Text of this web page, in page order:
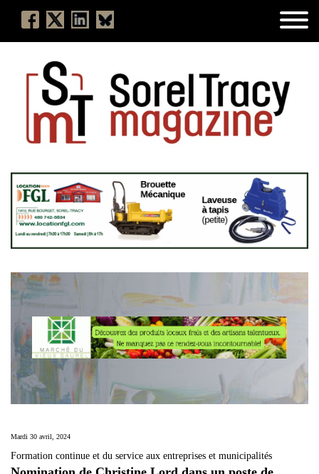
Mardi 30 avril, 2024
Formation continue et du service aux entreprises et municipalités